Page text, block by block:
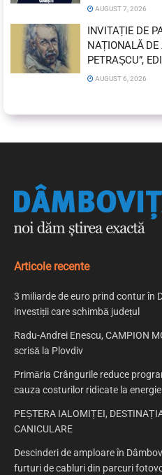
AUGUST 7, 2026
INVITAȚIE DE
NAȚIONALĂ DE
PETRAȘCU”,
AUGUST 6, 2026
Articole recente
3 miliarde de euro prind contur în
investiții care schimbă județul
Radu-Andrei Enescu, CAMPION
scrisă la Plovdiv
Primăria Crângurile reduce
cauza costurilor ridicate la energie
PEȘTERA IALOMIȚEI,
CANICULARE
Descinderi de amploare în
furturi de cabluri din parcuri